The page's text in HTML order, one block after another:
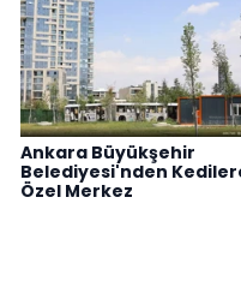
Ankara Büyükşehir
Belediyesi'nden
Özel Merkez